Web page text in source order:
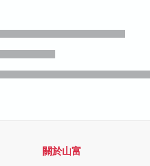
關於山富